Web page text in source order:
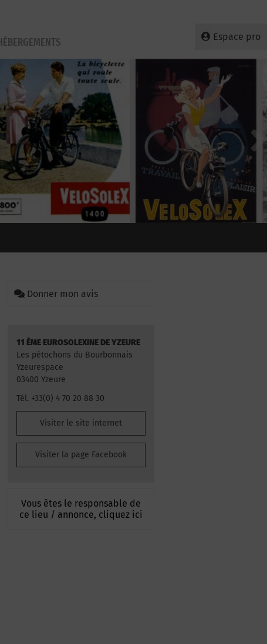
Espace pro
Donner mon avis
11 ÈME EUROSOLEXINE DE YZEURE
Les pétochons du Bourbonnais
Yzeurespace
03400 Yzeure
Tél. +33(0) 4 70 20 88 30
Visiter le site internet
Visiter la page Facebook
Vous êtes le responsable de
ce lieu / annonce, cliquez ici